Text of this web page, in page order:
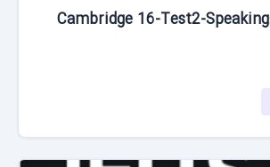
Cambridge 16-Test2-